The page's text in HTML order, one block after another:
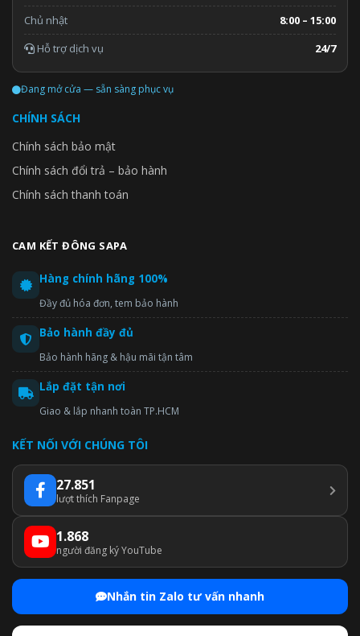
Chủ nhật
8:00 – 15:00
Hỗ trợ dịch vụ
24/7
Đang mở cửa — sẵn sàng phục vụ
CHÍNH SÁCH
Chính sách bảo mật
Chính sách đổi trả – bảo hành
Chính sách thanh toán
CAM KẾT ĐÔNG SAPA
Hàng chính hãng 100%
Đầy đủ hóa đơn, tem bảo hành
Bảo hành đầy đủ
Bảo hành hãng & hậu mãi tận tâm
Lắp đặt tận nơi
Giao & lắp nhanh toàn TP.HCM
KẾT NỐI VỚI CHÚNG TÔI
27.851
lượt thích Fanpage
1.868
người đăng ký YouTube
Nhắn tin Zalo tư vấn nhanh